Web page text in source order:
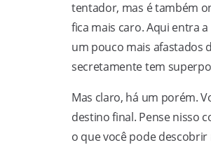
tentador, mas é também
fica mais caro. Aqui entra
um pouco mais afastados
secretamente tem
Mas claro, há um porém.
destino final. Pense nisso
o que você pode